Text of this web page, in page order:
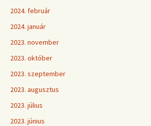
2024. február
2024. január
2023. november
2023. október
2023. szeptember
2023. augusztus
2023. július
2023. június